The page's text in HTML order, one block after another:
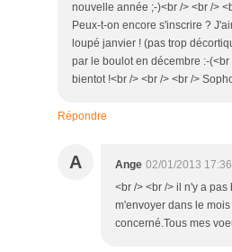
nouvelle année ;-)<br /> <br />
Peux-t-on encore s'inscrire ?
loupé janvier ! (pas trop
par le boulot en décembre :-
bientot !<br /> <br /> <br />
Répondre
A Ange 02/01/2013 17:36
<br /> <br /> il n'y a
m'envoyer dans le
concerné.Tous mes